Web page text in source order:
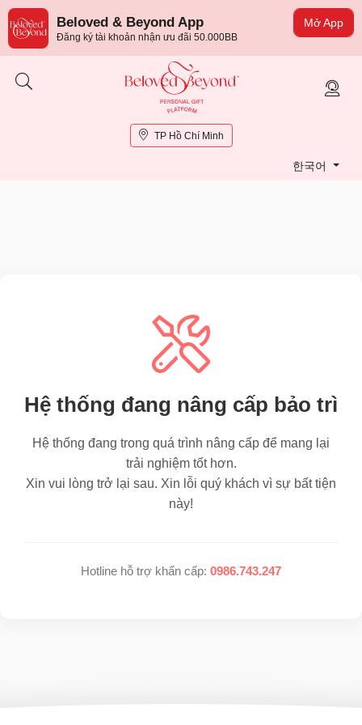
Mở App
Beloved & Beyond App
Đăng ký tài khoản nhận ưu đãi 50.000BB
TP Hồ Chí Minh
한국어
Hệ thống đang nâng cấp bảo trì
Hệ thống đang trong quá trình nâng cấp để mang lại
trải nghiệm tốt hơn.
Xin vui lòng trở lại sau. Xin lỗi quý khách vì sự bất tiện
này!
Hotline hỗ trợ khẩn cấp: 0986.743.247